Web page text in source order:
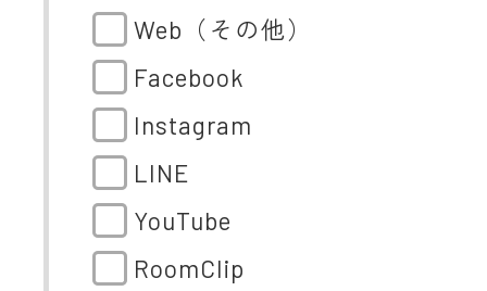
Web（その他）
Facebook
Instagram
LINE
YouTube
RoomClip